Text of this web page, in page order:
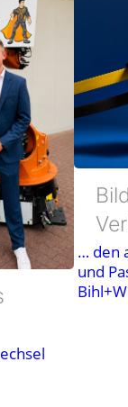
… den
und